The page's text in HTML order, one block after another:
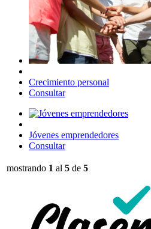
Crecimiento personal
Consultar
Jóvenes emprendedores
Consultar
mostrando 1 al 5 de 5